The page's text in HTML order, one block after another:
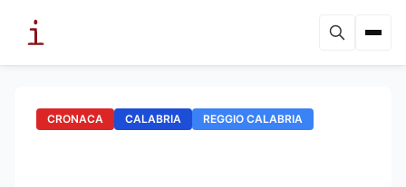
CRONACA CALABRIA REGGIO CALABRIA